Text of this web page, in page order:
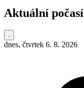
Aktuální počasí
dnes, čtvrtek 6. 8. 2026